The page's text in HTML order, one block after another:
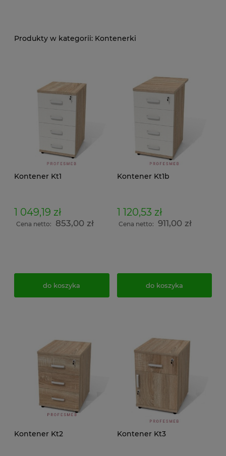
Kontenerki
Kontener Kt1
1 049,19 zł
Cena netto: 853,00 zł
do koszyka
Kontener Kt1b
1 120,53 zł
Cena netto: 911,00 zł
do koszyka
Kontener Kt2 Kontener Kt3